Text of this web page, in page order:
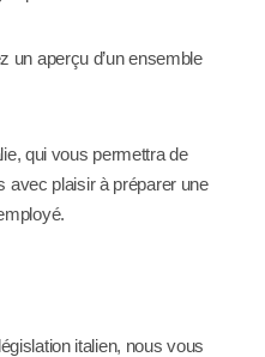
un aperçu d’un ensemble
qui vous permettra de
avec plaisir à préparer une
italien, nous vous